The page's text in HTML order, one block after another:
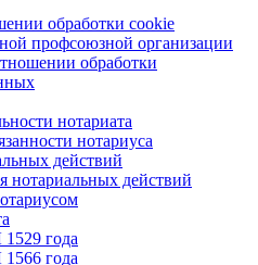
обработки cookie
профсоюзной организации
обработки
нотариата
нотариуса
действий
нотариальных действий
года
года